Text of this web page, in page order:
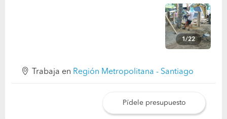
1/22
Trabaja en Región Metropolitana - Santiago
Pídele presupuesto